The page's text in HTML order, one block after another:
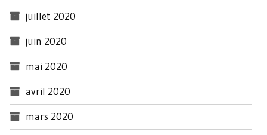
juillet 2020
juin 2020
mai 2020
avril 2020
mars 2020